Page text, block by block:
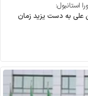
استانبول:
علی به دست یزید زمان